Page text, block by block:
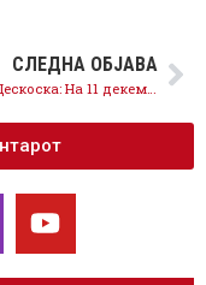
СЛЕДНА ОБЈАВА
(Видео) Дескоска: На 11 декември ќе победи граѓанска, праведна, слободарска Македонија!